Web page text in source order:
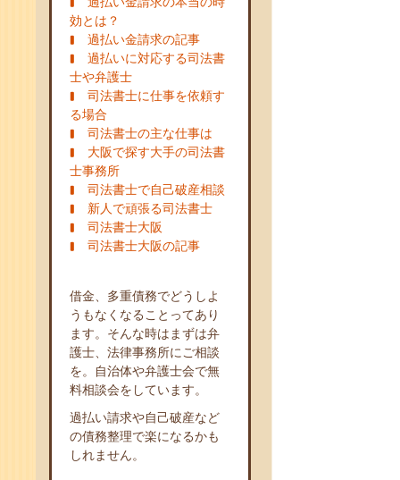
効とは？
過払い金請求の記事
過払いに対応する司法書
士や弁護士
司法書士に仕事を依頼す
る場合
司法書士の主な仕事は
大阪で探す大手の司法書
士事務所
司法書士で自己破産相談
新人で頑張る司法書士
司法書士大阪
司法書士大阪の記事
借金、多重債務でどうしよ
うもなくなることってあり
ます。そんな時はまずは弁
護士、法律事務所にご相談
を。自治体や弁護士会で無
料相談会をしています。
過払い請求や自己破産など
の債務整理で楽になるかも
しれません。